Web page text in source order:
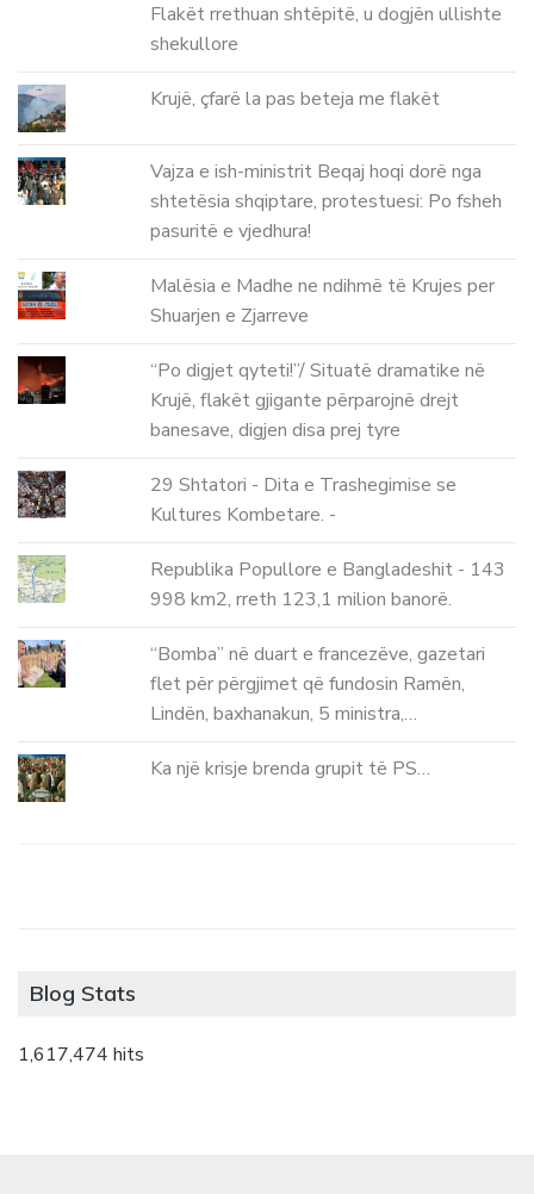
Flakët rrethuan shtëpitë, u dogjën ullishte
shekullore
Krujë, çfarë la pas beteja me flakët
Vajza e ish-ministrit Beqaj hoqi dorë nga
shtetësia shqiptare, protestuesi: Po fsheh
pasuritë e vjedhura!
Malësia e Madhe ne ndihmë të Krujes per
Shuarjen e Zjarreve
“Po digjet qyteti!”/ Situatë dramatike në
Krujë, flakët gjigante përparojnë drejt
banesave, digjen disa prej tyre
29 Shtatori - Dita e Trashegimise se
Kultures Kombetare. -
Republika Popullore e Bangladeshit - 143
998 km2, rreth 123,1 milion banorë.
“Bomba” në duart e francezëve, gazetari
flet për përgjimet që fundosin Ramën,
Lindën, baxhanakun, 5 ministra,…
Ka një krisje brenda grupit të PS…
Blog Stats
1,617,474 hits